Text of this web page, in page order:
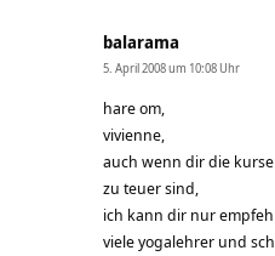
balarama
5. April 2008 um 10:08 Uhr
hare om,
vivienne,
auch wenn dir die
zu teuer sind,
ich kann dir nur
viele yogalehrer und